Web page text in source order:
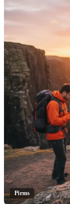
Pirms